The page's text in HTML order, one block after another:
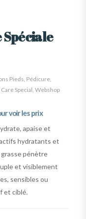
Pieds Pédicure
Care Special Webshop
voir les prix
apaise et
hydratants et
pénètre
et visiblement
sensibles ou
et ciblé.